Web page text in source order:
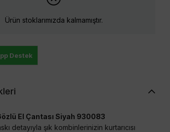
Ürün stoklarımızda kalmamıştır.
Destek
El Çantası Siyah 930083
detayıyla şık kombinlerinizin kurtarıcısı